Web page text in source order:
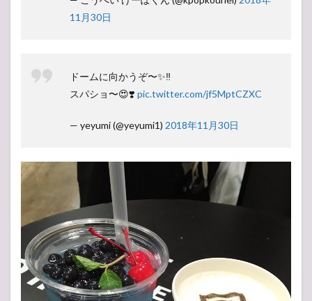
11月30日
ドームに向かうぞ〜✨‼️
スパショ〜😍❣️ pic.twitter.com/jf5MptCZXC
— yeyumi (@yeyumi1) 2018年11月30日